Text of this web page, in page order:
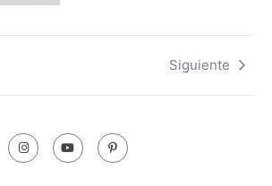
Siguiente